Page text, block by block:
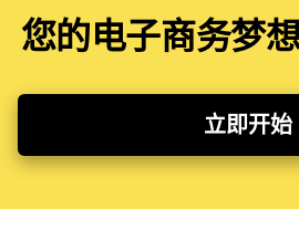
您的电子商务梦
立即开始